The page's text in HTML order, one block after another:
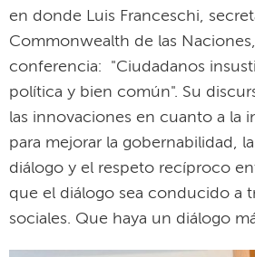
en donde Luis Franceschi,
Commonwealth de las
conferencia: "Ciudadanos
política y bien común". Su
las innovaciones en cuanto a la
para mejorar la gobernabilidad,
diálogo y el respeto recíproco
que el diálogo sea conducido a
sociales. Que haya un diálogo